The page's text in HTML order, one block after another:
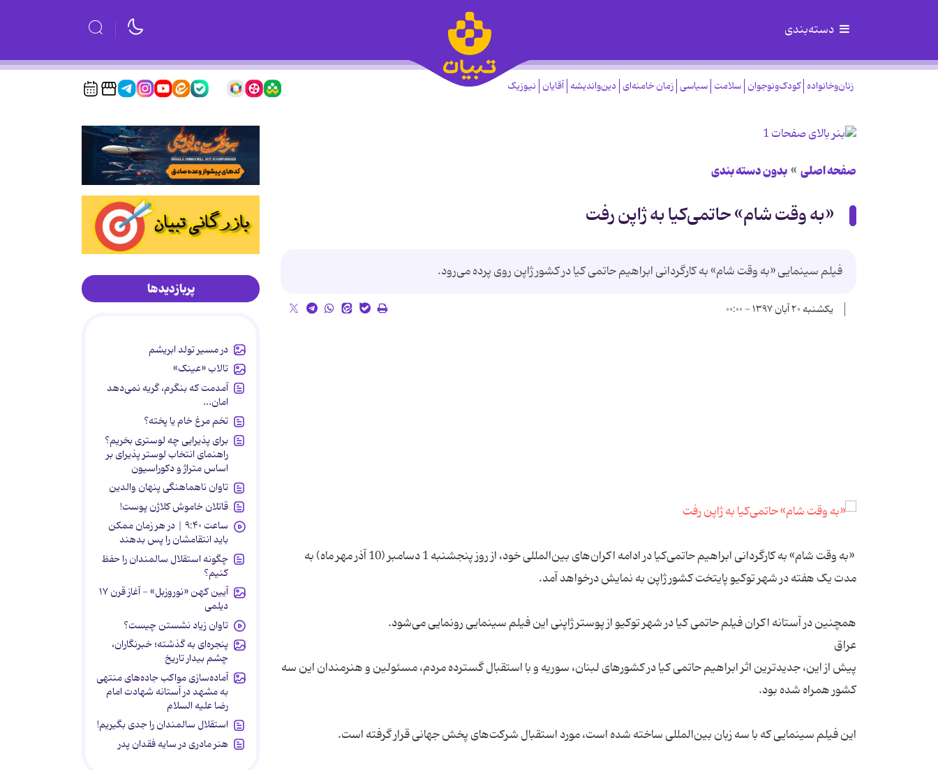
دسته‌بندی
زنان‌وخانواده کودک‌ونوجوان سلامت سیاسی زمان خامنه‌ای دین‌واندیشه آقایان نیوزیک
صفحه اصلی بدون دسته بندی
«به وقت شام» حاتمی‌کیا به ژاپن رفت
فیلم سینمایی «به وقت شام» به کارگردانی ابراهیم حاتمی کیا در کشور ژاپن روی پرده می‌رود.
یکشنبه ۲۰ آبان ۱۳۹۷ - ۰۰:۰۰
«به وقت شام» به کارگردانی ابراهیم حاتمی‌کیا در ادامه اکران‌های بین‌المللی خود، از روز پنجشنبه 1 دسامبر (10 آذر مهر ماه) به
مدت یک هفته در شهر توکیو پایتخت کشور ژاپن به نمایش درخواهد آمد.
همچنین در آستانه اکران فیلم حاتمی کیا در شهر توکیو از پوستر ژاپنی این فیلم سینمایی رونمایی می‌شود.
عراق
پیش از این، جدیدترین اثر ابراهیم حاتمی کیا در کشورهای لبنان، سوریه و با استقبال گسترده مردم، مسئولین و هنرمندان این سه
کشور همراه شده بود.
این فیلم سینمایی که با سه زبان بین‌المللی ساخته شده است، مورد استقبال شرکت‌های پخش جهانی قرار گرفته است.
پربازدیدها
در مسیر تولد ابریشم
تالاب «عینک»
آمدمت که بنگرم، گریه نمی‌دهد
امان...
تخم مرغ خام یا پخته؟
برای پذیرایی چه لوستری بخریم؟
راهنمای انتخاب لوستر پذیرای بر
اساس متراژ و دکوراسیون
تاوان ناهماهنگی پنهان والدین
قاتلان خاموش کلاژن پوست!
ساعت ۹:۴۰ | در هر زمان ممکن
باید انتقامشان را پس بدهند
چگونه استقلال سالمندان را حفظ
کنیم؟
آیین کهن «نوروزبل» - آغاز قرن ۱۷
دیلمی
تاوان زیاد نشستن چیست؟
پنجره‌ای به گذشته؛ خبرنگاران،
چشم بیدار تاریخ
آماده‌سازی مواکب جاده‌های منتهی
به مشهد در آستانه شهادت امام
رضا علیه السلام
استقلال سالمندان را جدی بگیریم!
هنر مادری در سایه‌ فقدان پدر